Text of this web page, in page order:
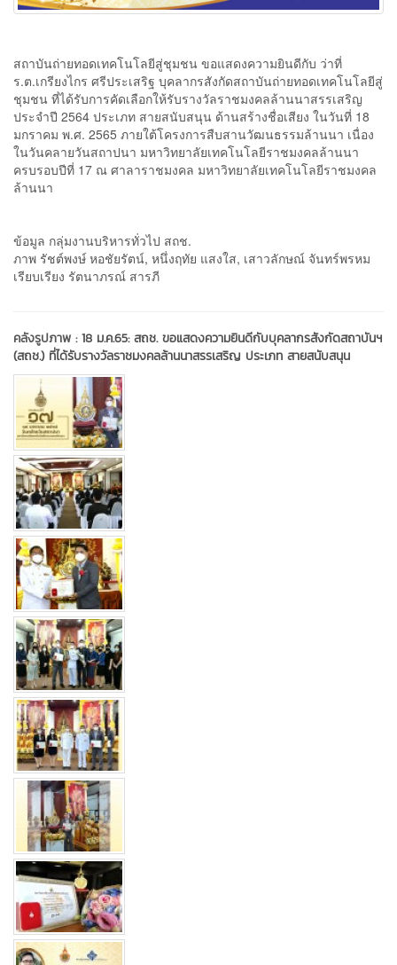
สถาบันถ่ายทอดเทคโนโลยีสู่ชุมชน ขอแสดงความยินดีกับ ว่าที่
ร.ต.เกรียงไกร ศรีประเสริฐ บุคลากรสังกัดสถาบันถ่ายทอดเทคโนโลยีสู่
ชุมชน ที่ได้รับการคัดเลือกให้รับรางวัลราชมงคลล้านนาสรรเสริญ
ประจำปี 2564 ประเภท สายสนับสนุน ด้านสร้างชื่อเสียง ในวันที่ 18
มกราคม พ.ศ. 2565 ภายใต้โครงการสืบสานวัฒนธรรมล้านนา เนื่อง
ในวันคลายวันสถาปนา มหาวิทยาลัยเทคโนโลยีราชมงคลล้านนา
ครบรอบปีที่ 17 ณ ศาลาราชมงคล มหาวิทยาลัยเทคโนโลยีราชมงคล
ล้านนา
ข้อมูล กลุ่มงานบริหารทั่วไป สถช.
ภาพ รัชต์พงษ์ หอชัยรัตน์, หนึ่งฤทัย แสงใส, เสาวลักษณ์ จันทร์พรหม
เรียบเรียง รัตนาภรณ์ สารภี
คลังรูปภาพ :18 ม.ค.65: สถช. ขอแสดงความยินดีกับบุคลากรสังกัดสถาบันฯ
(สถช.) ที่ได้รับรางวัลราชมงคลล้านนาสรรเสริญ ประเภท สายสนับสนุน